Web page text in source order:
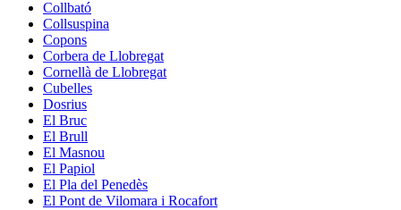
Collbató
Collsuspina
Copons
Corbera de Llobregat
Cornellà de Llobregat
Cubelles
Dosrius
El Bruc
El Brull
El Masnou
El Papiol
El Pla del Penedès
El Pont de Vilomara i Rocafort